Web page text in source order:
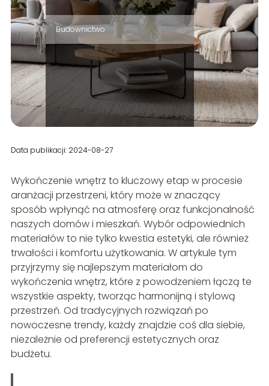
Budownictwo
Data publikacji: 2024-08-27
Wykończenie wnętrz to kluczowy etap w procesie
aranżacji przestrzeni, który może w znaczący
sposób wpłynąć na atmosferę oraz funkcjonalność
naszych domów i mieszkań. Wybór odpowiednich
materiałów to nie tylko kwestia estetyki, ale również
trwałości i komfortu użytkowania. W artykule tym
przyjrzymy się najlepszym materiałom do
wykończenia wnętrz, które z powodzeniem łączą te
wszystkie aspekty, tworząc harmonijną i stylową
przestrzeń. Od tradycyjnych rozwiązań po
nowoczesne trendy, każdy znajdzie coś dla siebie,
niezależnie od preferencji estetycznych oraz
budżetu.